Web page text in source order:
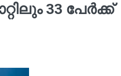
33 പേര്‍ക്ക്